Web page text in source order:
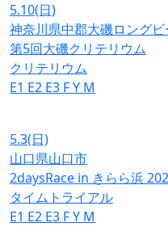
5.10(日)
神奈川県中郡大磯ロング
第5回大磯クリテリウム
クリテリウム
E1 E2 E3 FY M
5.3(日)
山口県山口市
2daysRace in きらら浜
タイムトライアル
E1 E2 E3 FY M